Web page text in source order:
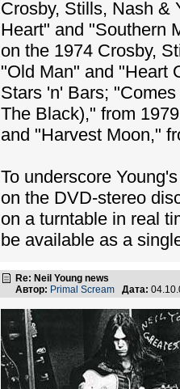
Crosby, Stills, Nash &
Heart" and "Southern
on the 1974 Crosby,
"Old Man" and "Heart
Stars 'n' Bars;
The Black)," from
and "Harvest Moon,"
To underscore
on the DVD-stereo
on a turntable in real
be available as a
Re: Neil Young news
Автор: Primal Scream Дата: